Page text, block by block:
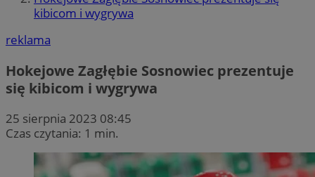
kibicom i wygrywa
reklama
Hokejowe Zagłębie Sosnowiec prezentuje
się kibicom i wygrywa
25 sierpnia 2023 08:45
Czas czytania: 1 min.